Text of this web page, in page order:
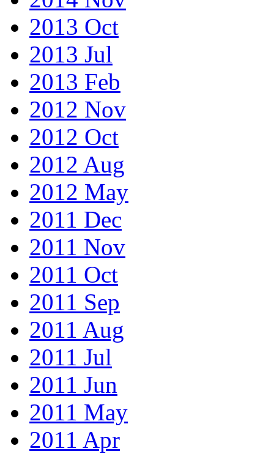
2013 Oct
2013 Jul
2013 Feb
2012 Nov
2012 Oct
2012 Aug
2012 May
2011 Dec
2011 Nov
2011 Oct
2011 Sep
2011 Aug
2011 Jul
2011 Jun
2011 May
2011 Apr